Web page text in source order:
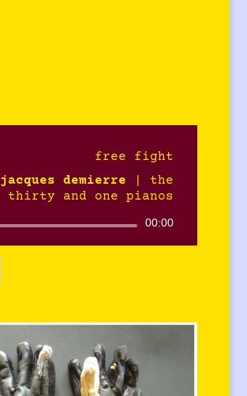
free fight
jacques demierre
the
thirty and one pianos
Lecteur
00:00